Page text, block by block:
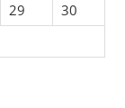
29
30